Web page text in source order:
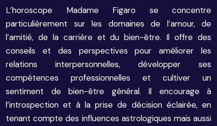
L’horoscope Madame Figaro se concentre
particulièrement sur les domaines de l’amour, de
l’amitié, de la carrière et du bien-être. Il offre des
conseils et des perspectives pour améliorer les
relations interpersonnelles, développer ses
compétences professionnelles et cultiver un
sentiment de bien-être général. Il encourage à
l’introspection et à la prise de décision éclairée, en
tenant compte des influences astrologiques mais aussi